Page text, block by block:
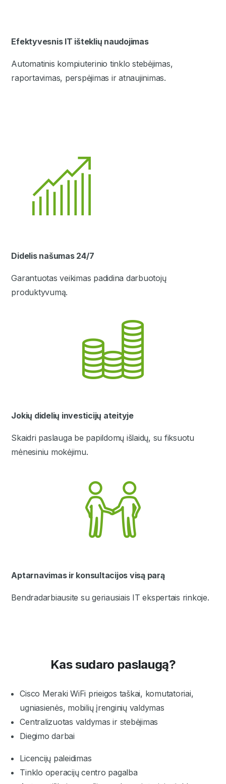
Efektyvesnis IT išteklių naudojimas
Automatinis kompiuterinio tinklo stebėjimas,
raportavimas, perspėjimas ir atnaujinimas.
Didelis našumas 24/7
Garantuotas veikimas padidina darbuotojų
produktyvumą.
Jokių didelių investicijų ateityje
Skaidri paslauga be papildomų išlaidų, su fiksuotu
mėnesiniu mokėjimu.
Aptarnavimas ir konsultacijos visą parą
Bendradarbiausite su geriausiais IT ekspertais rinkoje.
Kas sudaro paslaugą?
Cisco Meraki WiFi prieigos taškai, komutatoriai,
ugniasienės, mobilių įrenginių valdymas
Centralizuotas valdymas ir stebėjimas
Diegimo darbai
Licencijų paleidimas
Tinklo operacijų centro pagalba